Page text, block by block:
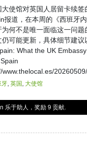
大使馆对英国人居留卡续签
报道，在本周的《西班牙
何不是唯一面临这一问
可能更新，具体细节建议
What the UK
www.thelocal.es/
牙, 英国 , 大使馆
乐于助人，奖励 9 贡献.